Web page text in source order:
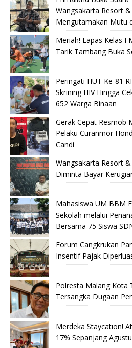
Wangsakarta Resort
Mengutamakan Mutu
Meriah! Lapas Kelas I
Tarik Tambang Buka
Peringati HUT Ke-81
Skrining HIV Hingga
652 Warga Binaan
Gerak Cepat Resmob
Pelaku Curanmor
Candi
Wangsakarta Resort
Diminta Bayar
Mahasiswa UM BBM
Sekolah melalui
Bersama 75 Siswa
Forum Cangkrukan
Insentif Pajak
Polresta Malang Kota
Tersangka Dugaan
Merdeka Staycation!
17% Sepanjang